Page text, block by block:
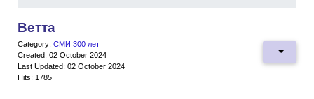
Ветта
Category: СМИ 300 лет
Created: 02 October 2024
Last Updated: 02 October 2024
Hits: 1785